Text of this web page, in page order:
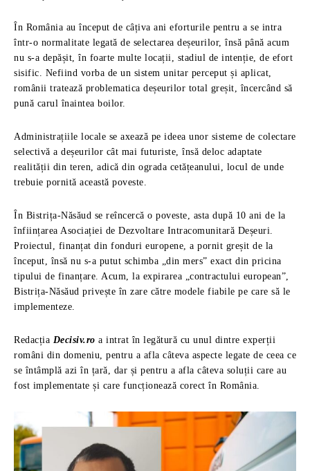
În România au început de câțiva ani eforturile pentru a se intra
într-o normalitate legată de selectarea deșeurilor, însă până acum
nu s-a depășit, în foarte multe locații, stadiul de intenție, de efort
sisific. Nefiind vorba de un sistem unitar perceput și aplicat,
românii tratează problematica deșeurilor total greșit, încercând să
pună carul înaintea boilor.
Administrațiile locale se axează pe ideea unor sisteme de colectare
selectivă a deșeurilor cât mai futuriste, însă deloc adaptate
realității din teren, adică din ograda cetățeanului, locul de unde
trebuie pornită această poveste.
În Bistrița-Năsăud se reîncercă o poveste, asta după 10 ani de la
înființarea Asociației de Dezvoltare Intracomunitară Deșeuri.
Proiectul, finanțat din fonduri europene, a pornit greșit de la
început, însă nu s-a putut schimba „din mers” exact din pricina
tipului de finanțare. Acum, la expirarea „contractului european”,
Bistrița-Năsăud privește în zare către modele fiabile pe care să le
implementeze.
Redacția Decisiv.ro a intrat în legătură cu unul dintre experții
români din domeniu, pentru a afla câteva aspecte legate de ceea ce
se întâmplă azi în țară, dar și pentru a afla câteva soluții care au
fost implementate și care funcționează corect în România.